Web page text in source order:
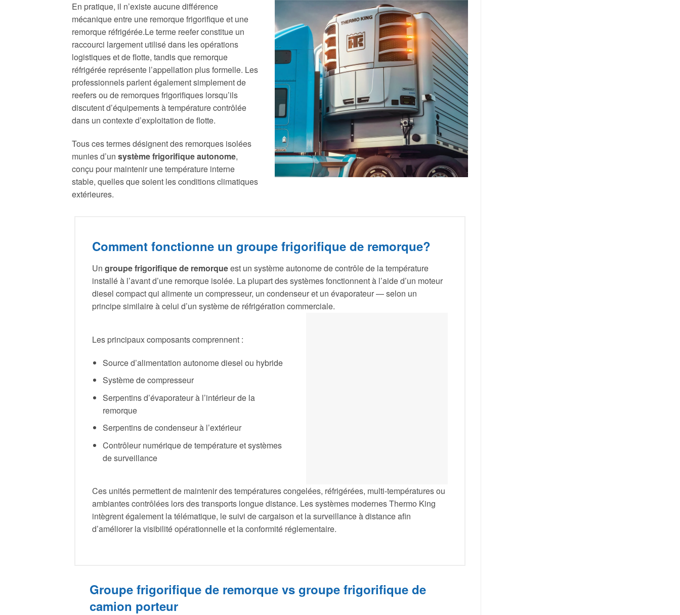
En pratique, il n’existe aucune différence
mécanique entre une remorque frigorifique et une
remorque réfrigérée.Le terme reefer constitue un
raccourci largement utilisé dans les opérations
logistiques et de flotte, tandis que remorque
réfrigérée représente l’appellation plus formelle. Les
professionnels parlent également simplement de
reefers ou de remorques frigorifiques lorsqu’ils
discutent d’équipements à température contrôlée
dans un contexte d’exploitation de flotte.
Tous ces termes désignent des remorques isolées
munies d’un système frigorifique autonome,
conçu pour maintenir une température interne
stable, quelles que soient les conditions climatiques
extérieures.
Comment fonctionne un groupe frigorifique de remorque?
Un groupe frigorifique de remorqueest un système autonome de contrôle de la température
installé à l’avant d’une remorque isolée. La plupart des systèmes fonctionnent à l’aide d’un moteur
diesel compact qui alimente un compresseur, un condenseur et un évaporateur — selon un
principe similaire à celui d’un système de réfrigération commerciale.
Les principaux composants comprennent :
Source d’alimentation autonome diesel ou hybride
Système de compresseur
Serpentins d’évaporateur à l’intérieur de la
remorque
Serpentins de condenseur à l’extérieur
Contrôleur numérique de température et systèmes
de surveillance
Ces unités permettent de maintenir des températures congelées, réfrigérées, multi-températures ou
ambiantes contrôlées lors des transports longue distance. Les systèmes modernes Thermo King
intègrent également la télématique, le suivi de cargaison et la surveillance à distance afin
d’améliorer la visibilité opérationnelle et la conformité réglementaire.
Groupe frigorifique de remorque vs groupe frigorifique de
camion porteur